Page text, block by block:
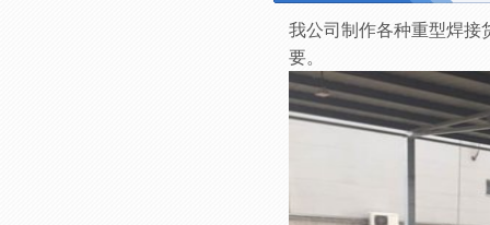
我公司制作各种重型焊接
要。